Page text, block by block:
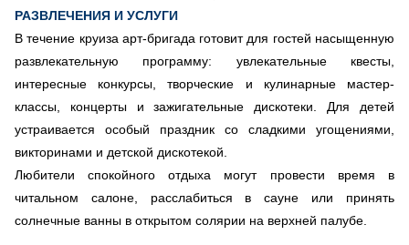
РАЗВЛЕЧЕНИЯ И УСЛУГИ
В течение круиза арт-бригада готовит для гостей насыщенную
развлекательную программу: увлекательные квесты,
интересные конкурсы, творческие и кулинарные мастер-
классы, концерты и зажигательные дискотеки. Для детей
устраивается особый праздник со сладкими угощениями,
викторинами и детской дискотекой.
Любители спокойного отдыха могут провести время в
читальном салоне, расслабиться в сауне или принять
солнечные ванны в открытом солярии на верхней палубе.